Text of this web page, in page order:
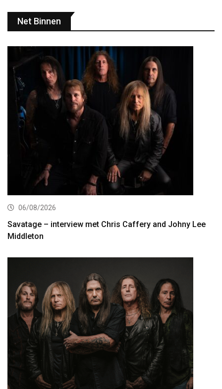
Net Binnen
06/08/2026
Savatage – interview met Chris Caffery and Johny Lee
Middleton